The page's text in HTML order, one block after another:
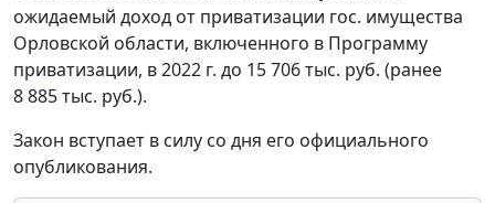
ожидаемый доход от приватизации гос. имущества
Орловской области, включенного в Программу
приватизации, в 2022 г. до 15 706 тыс. руб. (ранее
8 885 тыс. руб.).
Закон вступает в силу со дня его официального
опубликования.